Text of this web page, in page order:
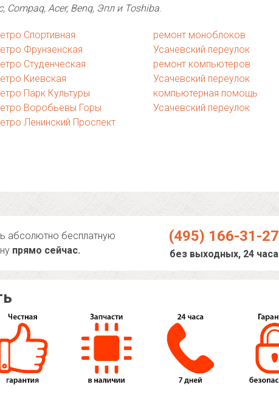
Compaq, Acer, Benq, Эпл и Toshiba.
Спортивная
Фрунзенская
Студенческая
Киевская
Парк Культуры
Воробьевы Горы
Ленинский Проспект
ремонт моноблоков
Усачевский переулок
ремонт компьютеров
Усачевский переулок
компьютерная помощь
Усачевский переулок
абсолютно бесплатную
прямо сейчас.
(495) 166-31-27
без выходных, 24 часа